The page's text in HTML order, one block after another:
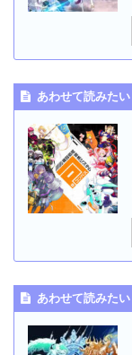
あわせて読みたい
あわせて読みたい